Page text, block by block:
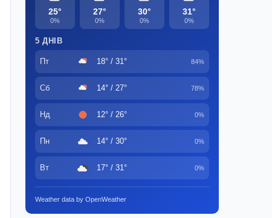
25°
0%
27°
0%
30°
0%
31°
0%
5 ДНІВ
Пт 18° / 31° 84%
Сб 14° / 27° 78%
Нд 12° / 26° 0%
Пн 14° / 30° 0%
Вт 17° / 31° 0%
Weather data by OpenWeather